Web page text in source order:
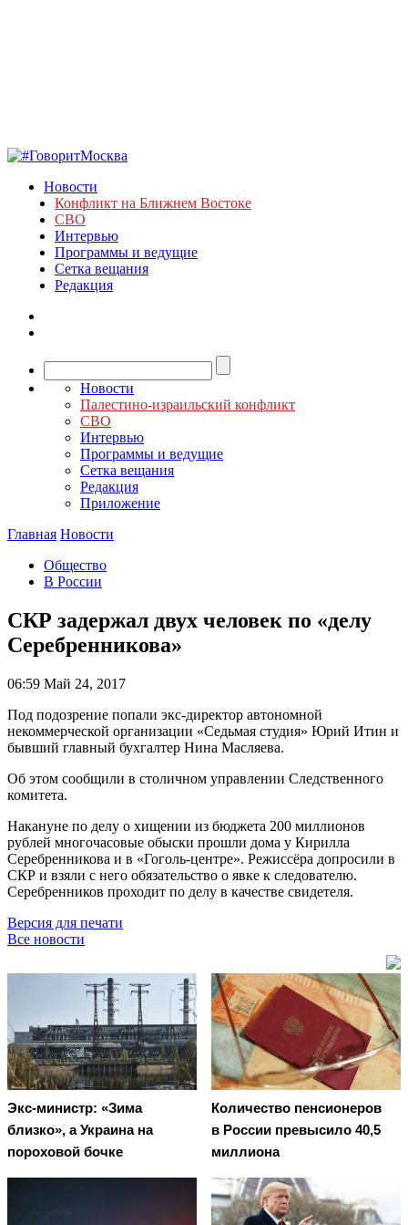
Новости
Конфликт на Ближнем Востоке
СВО
Интервью
Программы и ведущие
Сетка вещания
Редакция
Новости
Палестино-израильский конфликт
СВО
Интервью
Программы и ведущие
Сетка вещания
Редакция
Приложение
Главная Новости
Общество
В России
СКР задержал двух человек по «делу
Серебренникова»
06:59 Май 24, 2017
Под подозрение попали экс-директор автономной
некоммерческой организации «Седьмая студия» Юрий Итин и
бывший главный бухгалтер Нина Масляева.
Об этом сообщили в столичном управлении Следственного
комитета.
Накануне по делу о хищении из бюджета 200 миллионов
рублей многочасовые обыски прошли дома у Кирилла
Серебренникова и в «Гоголь-центре». Режиссёра допросили в
СКР и взяли с него обязательство о явке к следователю.
Серебренников проходит по делу в качестве свидетеля.
Версия для печати
Все новости
Экс-министр: «Зима
близко», а Украина на
пороховой бочке
Количество пенсионеров
в России превысило 40,5
миллиона